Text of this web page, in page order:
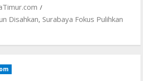
Disahkan, Surabaya Fokus Pulihkan